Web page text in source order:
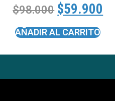
$98.000 $59.900
AÑADIR AL CARRITO